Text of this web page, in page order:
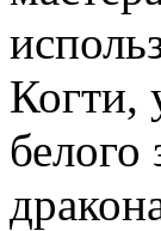
Когти,
белого